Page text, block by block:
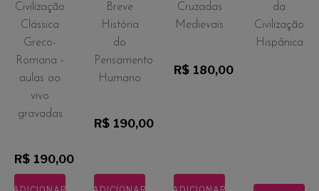
Civilização
Clássica
Greco-
Romana -
aulas ao
vivo
gravadas
R$ 190,00
Breve
História
do
Pensamento
Humano
R$ 190,00
Cruzadas
Medievais
R$ 180,00
da
Civilização
Hispânica